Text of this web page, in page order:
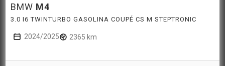
BMW M4
3.0 I6 TWINTURBO GASOLINA COUPÉ CS M STEPTRONIC
2024/2025 2365 km